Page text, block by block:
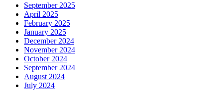
September 2025
April 2025
February 2025
January 2025
December 2024
November 2024
October 2024
September 2024
August 2024
July 2024